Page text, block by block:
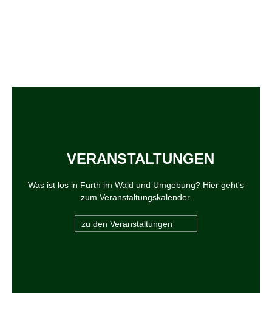
VERANSTALTUNGEN
Was ist los in Furth im Wald und Umgebung? Hier geht's
zum Veranstaltungskalender.
zu den Veranstaltungen